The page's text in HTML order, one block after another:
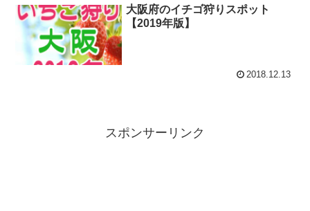
大阪府のイチゴ狩りスポット
【2019年版】
2018.12.13
スポンサーリンク